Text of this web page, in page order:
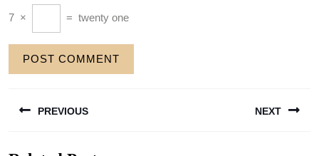
7 × = twenty one
PREVIOUS NEXT